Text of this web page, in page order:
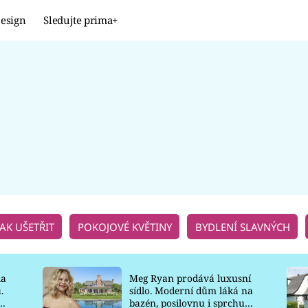
Sledujte prima+
UŠETŘIT POKOJOVÉ KVĚTINY BYDLENÍ SLAVNÝCH
Meg Ryan prodává luxusní
sídlo. Moderní dům láká na
bazén, posilovnu i sprchu